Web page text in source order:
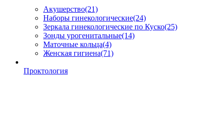
Акушерство(21)
Наборы гинекологические(24)
Зеркала гинекологические по Куско(25)
Зонды урогенитальные(14)
Маточные кольца(4)
Женская гигиена(71)
Проктология